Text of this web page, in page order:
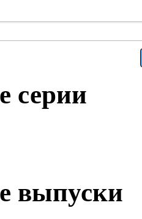
серии
выпуски